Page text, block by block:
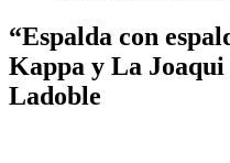
“Espalda con
Kappa y La
Ladoble